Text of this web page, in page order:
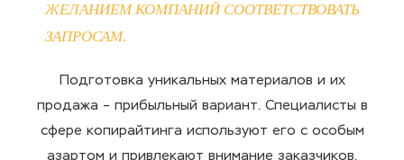
ЖЕЛАНИЕМ КОМПАНИЙ СООТВЕТСТВОВАТЬ
ЗАПРОСАМ.
Подготовка уникальных материалов и их
продажа – прибыльный вариант. Специалисты в
сфере копирайтинга используют его с особым
азартом и привлекают внимание заказчиков.